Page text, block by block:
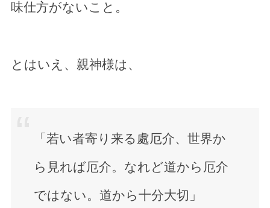
味仕方がないこと。
とはいえ、親神様は、
「若い者寄り来る處厄介、世界か
ら見れば厄介。なれど道から厄介
ではない。道から十分大切」